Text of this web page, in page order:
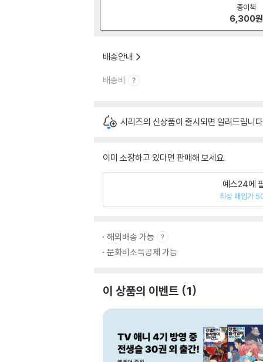
종이책
6,300원
배송안내
배송비
시리즈의 신상품이 출시되면 알려드립니
이미 소장하고 있다면 판매해 보세요.
예스24에
최상 매입가
해외배송 가능
문화비소득공제 가능
이 상품의 이벤트 1